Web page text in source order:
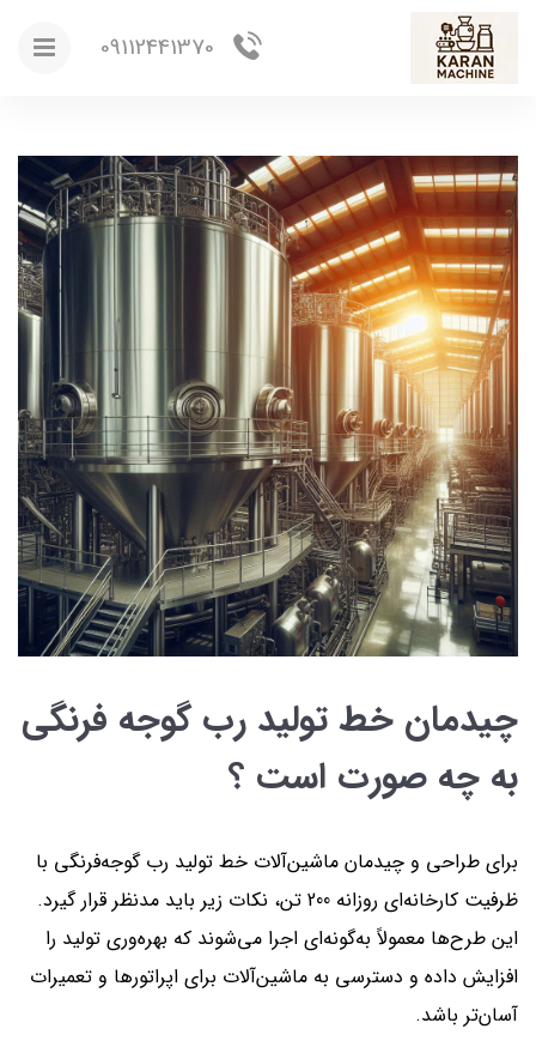
چیدمان خط تولید رب گوجه فرنگی
به چه صورت است ؟
برای طراحی و چیدمان ماشین‌آلات خط تولید رب گوجه‌فرنگی با
ظرفیت کارخانه‌ای روزانه 200 تن، نکات زیر باید مدنظر قرار گیرد.
این طرح‌ها معمولاً به‌گونه‌ای اجرا می‌شوند که بهره‌وری تولید را
افزایش داده و دسترسی به ماشین‌آلات برای اپراتورها و تعمیرات
آسان‌تر باشد.